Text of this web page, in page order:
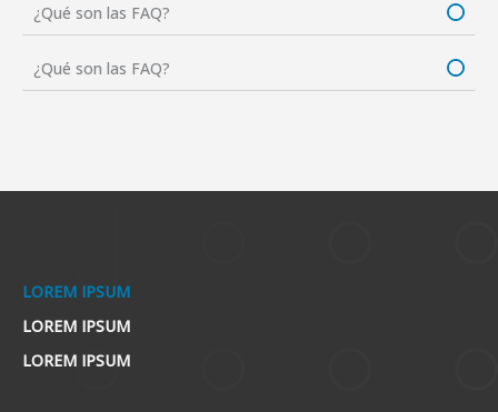
¿Qué son las FAQ?
¿Qué son las FAQ?
LOREM IPSUM
LOREM IPSUM
LOREM IPSUM